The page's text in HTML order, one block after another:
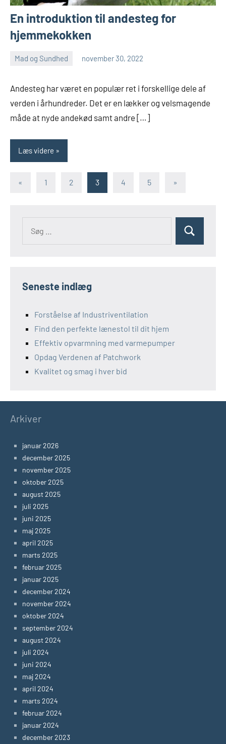
En introduktion til andesteg for
hjemmekokken
Mad og Sundhed november 30, 2022
Andesteg har været en populær ret i forskellige dele af
verden i århundreder. Det er en lækker og velsmagende
måde at nyde andekød samt andre […]
Læs videre
Navigation
indlæg
« Forrige1 2 3 4 5
Næste
»
efter:
Søg
Seneste indlæg
Forståelse af Industriventilation
Find den perfekte lænestol til dit hjem
Effektiv opvarmning med varmepumper
Opdag Verdenen af Patchwork
Kvalitet og smag i hver bid
Arkiver
januar 2026
december 2025
november 2025
oktober 2025
august 2025
juli 2025
juni 2025
maj 2025
april 2025
marts 2025
februar 2025
januar 2025
december 2024
november 2024
oktober 2024
september 2024
august 2024
juli 2024
juni 2024
maj 2024
april 2024
marts 2024
februar 2024
januar 2024
december 2023